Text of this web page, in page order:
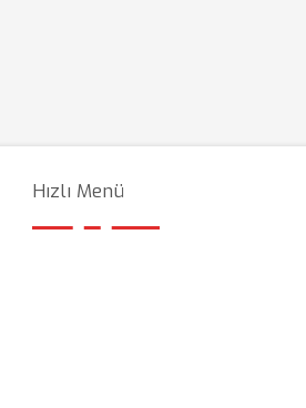
Hızlı Menü